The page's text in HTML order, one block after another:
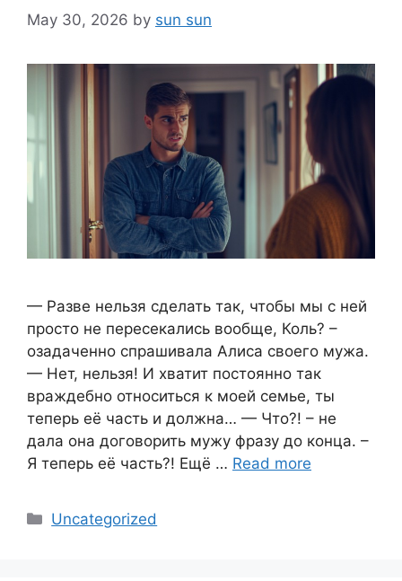
May 30, 2026 by sun sun
— Разве нельзя сделать так, чтобы мы с ней
просто не пересекались вообще, Коль? –
озадаченно спрашивала Алиса своего мужа.
— Нет, нельзя! И хватит постоянно так
враждебно относиться к моей семье, ты
теперь её часть и должна… — Что?! – не
дала она договорить мужу фразу до конца. –
Я теперь её часть?! Ещё … Read more
Categories
Uncategorized